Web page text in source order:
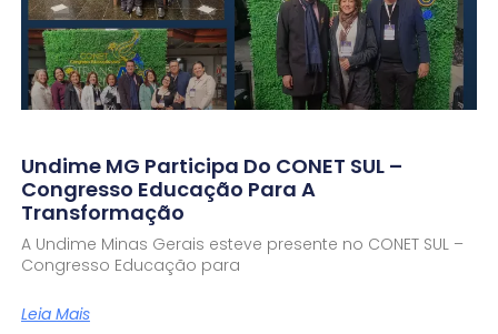
Undime MG Participa Do CONET SUL –
Congresso Educação Para A
Transformação
A Undime Minas Gerais esteve presente no CONET SUL –
Congresso Educação para
Leia Mais